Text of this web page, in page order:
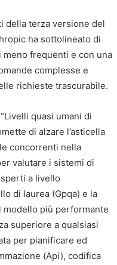
della terza versione del
ha sottolineato di
frequenti e con una
complesse e
richieste trascurabile.
quasi umani di
di alzare l’asticella
concorrenti nella
valutare i sistemi di
a livello
di laurea (Gpqa) e la
modello più performante
superiore a qualsiasi
per pianificare ed
(Api), codifica